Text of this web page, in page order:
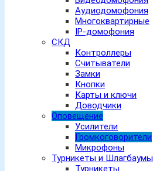
Аудиодомофония
Многоквартирные
IP-домофония
СКД
Контроллеры
Считыватели
Замки
Кнопки
Карты и ключи
Доводчики
Оповещение
Усилители
Громкоговорители
Микрофоны
Турникеты и Шлагбаумы
Турникеты